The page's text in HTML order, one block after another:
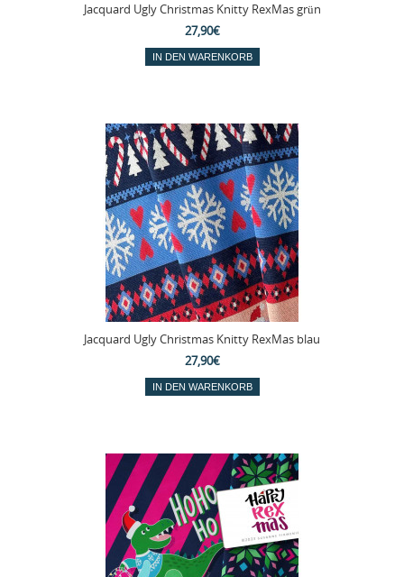
Jacquard Ugly Christmas Knitty RexMas grün
27,90€
Jacquard Ugly Christmas Knitty RexMas blau
27,90€